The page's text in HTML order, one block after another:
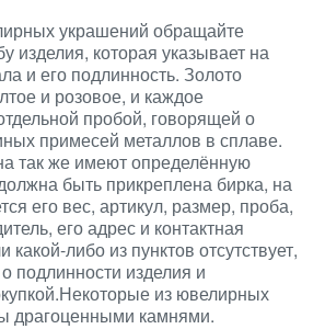
украшений обращайте
изделия, которая указывает на
и его подлинность. Золото
и розовое, и каждое
пробой, говорящей о
примесей металлов в сплаве.
так же имеют определённую
быть прикреплена бирка, на
его вес, артикул, размер, проба,
его адрес и контактная
либо из пунктов отсутствует,
подлинности изделия и
из ювелирных
драгоценными камнями.